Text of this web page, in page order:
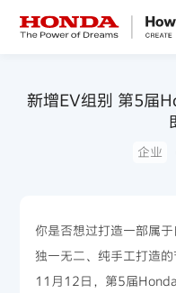
技术创新
新增EV组别 第5届
企业
你是否想过打造一部属
独一无二、纯手工打造
11月12日，第5届